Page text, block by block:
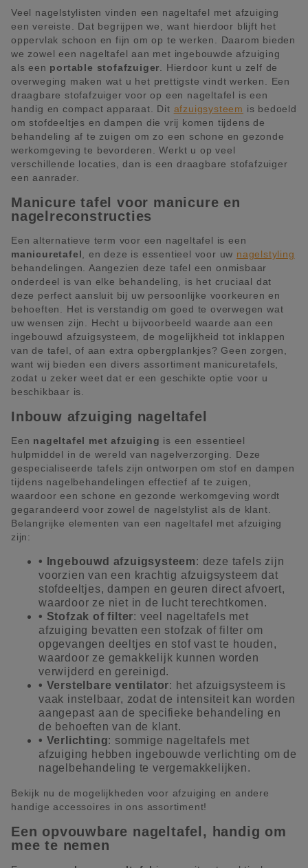
Veel nagelstylisten vinden een nageltafel met afzuiging
een vereiste. Dat begrijpen we, want hierdoor blijft het
oppervlak schoon en fijn om op te werken. Daarom bieden
we zowel een nageltafel aan met ingebouwde afzuiging
als een portable stofafzuiger . Hierdoor kunt u zelf de
overweging maken wat u het prettigste vindt werken. Een
draagbare stofafzuiger voor op een nageltafel is een
handig en compact apparaat. Dit afzuigsysteem is bedoeld
om stofdeeltjes en dampen die vrij komen tijdens de
behandeling af te zuigen om zo een schone en gezonde
werkomgeving te bevorderen. Werkt u op veel
verschillende locaties, dan is een draagbare stofafzuiger
een aanrader.
Manicure tafel voor manicure en
nagelreconstructies
Een alternatieve term voor een nageltafel is een
manicuretafel , en deze is essentieel voor uw nagelstyling
behandelingen. Aangezien deze tafel een onmisbaar
onderdeel is van elke behandeling, is het cruciaal dat
deze perfect aansluit bij uw persoonlijke voorkeuren en
behoeften. Het is verstandig om goed te overwegen wat
uw wensen zijn. Hecht u bijvoorbeeld waarde aan een
ingebouwd afzuigsysteem, de mogelijkheid tot inklappen
van de tafel, of aan extra opbergplankjes? Geen zorgen,
want wij bieden een divers assortiment manicuretafels,
zodat u zeker weet dat er een geschikte optie voor u
beschikbaar is.
Inbouw afzuiging nageltafel
Een nageltafel met afzuiging is een essentieel
hulpmiddel in de wereld van nagelverzorging. Deze
gespecialiseerde tafels zijn ontworpen om stof en dampen
tijdens nagelbehandelingen effectief af te zuigen,
waardoor een schone en gezonde werkomgeving wordt
gegarandeerd voor zowel de nagelstylist als de klant.
Belangrijke elementen van een nageltafel met afzuiging
zijn:
• Ingebouwd afzuigsysteem: deze tafels zijn
voorzien van een krachtig afzuigsysteem dat
stofdeeltjes, dampen en geuren direct afvoert,
waardoor ze niet in de lucht terechtkomen.
• Stofzak of filter: veel nageltafels met
afzuiging bevatten een stofzak of filter om
opgevangen deeltjes en stof vast te houden,
waardoor ze gemakkelijk kunnen worden
verwijderd en gereinigd.
• Verstelbare ventilator: het afzuigsysteem is
vaak instelbaar, zodat de intensiteit kan worden
aangepast aan de specifieke behandeling en
de behoeften van de klant.
• Verlichting: sommige nageltafels met
afzuiging hebben ingebouwde verlichting om de
nagelbehandeling te vergemakkelijken.
Bekijk nu de mogelijkheden voor afzuiging en andere
handige accessoires in ons assortiment!
Een opvouwbare nageltafel, handig om
mee te nemen